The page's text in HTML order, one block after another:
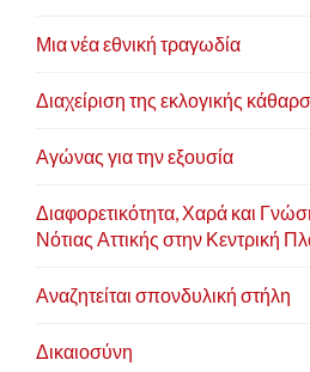
Μια νέα εθνική τραγωδία
Διαχείριση της εκλογικής
Αγώνας για την εξουσία
Διαφορετικότητα, Χαρά και
Νότιας Αττικής στην Κεντρική
Αναζητείται σπονδυλική στήλη
Δικαιοσύνη